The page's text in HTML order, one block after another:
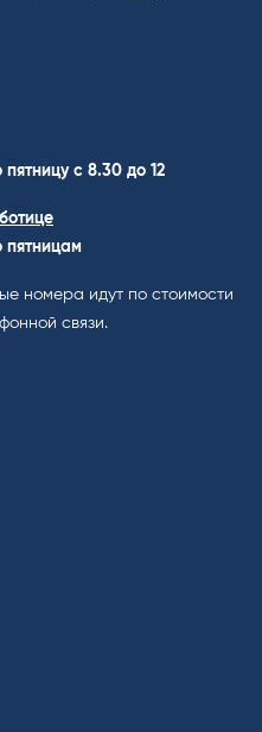
с 8.30 до 12
пятницам
номера идут по стоимости
связи.